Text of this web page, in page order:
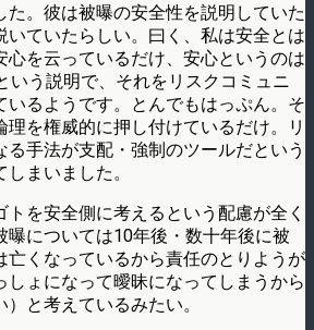
た。彼は被曝の安全性を説明していた
いていたらしい。曰く、私は安全とは
心を云っているだけ、安心というのは
いう説明で、それをリスクコミュニ
いるようです。とんでもはっぷん。そ
を権威的に押し付けているだけ。リ
る手法が支配・強制のツールだという
まいました。
を安全側に考えるという配慮が全く
曝については10年後・数十年後に被
亡くなっているから責任のとりようが
しょになって曖昧になってしまうから
と考えているみたい。